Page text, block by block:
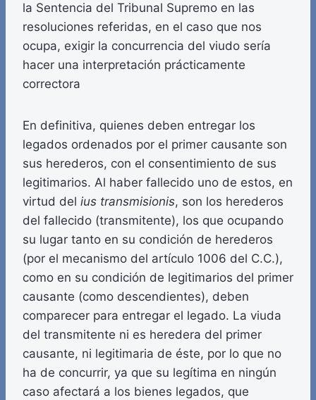
la Sentencia del Tribunal Supremo en las
resoluciones referidas, en el caso que nos
ocupa, exigir la concurrencia del viudo sería
hacer una interpretación prácticamente
correctora
En definitiva, quienes deben entregar los
legados ordenados por el primer causante son
sus herederos, con el consentimiento de sus
legitimarios. Al haber fallecido uno de estos, en
virtud del ius transmisionis, son los herederos
del fallecido (transmitente), los que ocupando
su lugar tanto en su condición de herederos
(por el mecanismo del artículo 1006 del C.C.),
como en su condición de legitimarios del primer
causante (como descendientes), deben
comparecer para entregar el legado. La viuda
del transmitente ni es heredera del primer
causante, ni legitimaria de éste, por lo que no
ha de concurrir, ya que su legítima en ningún
caso afectará a los bienes legados, que